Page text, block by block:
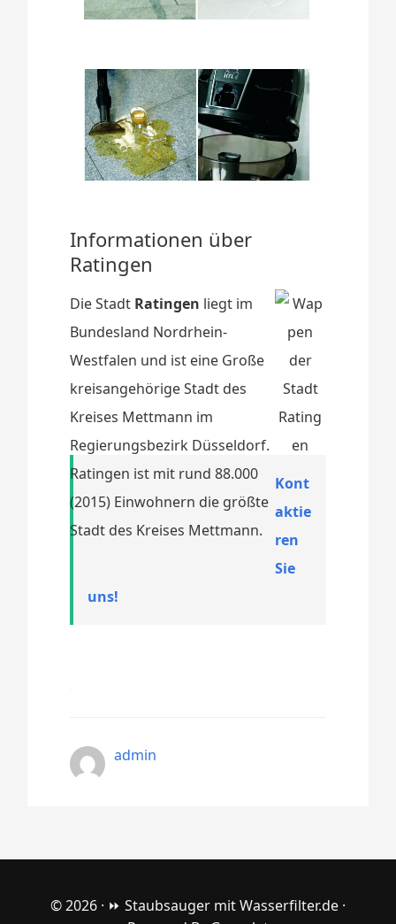
Informationen über
Ratingen
Die Stadt Ratingen liegt im
Bundesland Nordrhein-
Westfalen und ist eine Große
kreisangehörige Stadt des
Kreises Mettmann im
Regierungsbezirk Düsseldorf.
Ratingen ist mit rund 88.000
(2015) Einwohnern die größte
Stadt des Kreises Mettmann.
Kont
aktie
ren
Sie
uns!
admin
© 2026 · ⏩ Staubsauger mit Wasserfilter.de ·